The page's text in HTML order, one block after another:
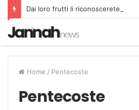
Dai loro frutti li riconoscerete
Home / Pentecoste
Pentecoste